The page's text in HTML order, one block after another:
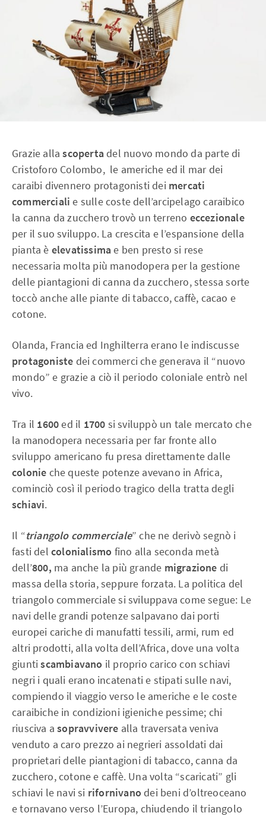
Grazie allascoperta del nuovo mondo da parte di
Cristoforo Colombo, le americhe ed il mar dei
caraibi divennero protagonisti dei mercati
commerciali e sulle coste dell’arcipelago caraibico
la canna da zucchero trovò un terreno eccezionale
per il suo sviluppo. La crescita e l’espansione della
pianta è elevatissima e ben presto si rese
necessaria molta più manodopera per la gestione
delle piantagioni di canna da zucchero, stessa sorte
toccò anche alle piante di tabacco, caffè, cacao e
cotone.
Olanda, Francia ed Inghilterra erano le indiscusse
protagoniste dei commerci che generava il “nuovo
mondo” e grazie a ciò il periodo coloniale entrò nel
vivo.
Tra il 1600ed il 1700 si sviluppò un tale mercato che
la manodopera necessaria per far fronte allo
sviluppo americano fu presa direttamente dalle
colonie che queste potenze avevano in Africa,
cominciò così il periodo tragico della tratta degli
schiavi.
Il “triangolo commerciale” che ne derivò segnò i
fasti del colonialismo fino alla seconda metà
dell’800, ma anche la più grande migrazione di
massa della storia, seppure forzata. La politica del
triangolo commerciale si sviluppava come segue: Le
navi delle grandi potenze salpavano dai porti
europei cariche di manufatti tessili, armi, rum ed
altri prodotti, alla volta dell’Africa, dove una volta
giuntiscambiavano il proprio carico con schiavi
negri i quali erano incatenati e stipati sulle navi,
compiendo il viaggio verso le americhe e le coste
caraibiche in condizioni igieniche pessime; chi
riusciva asopravvivere alla traversata veniva
venduto a caro prezzo ai negrieri assoldati dai
proprietari delle piantagioni di tabacco, canna da
zucchero, cotone e caffè. Una volta “scaricati” gli
schiavi le navi si rifornivano dei beni d’oltreoceano
e tornavano verso l’Europa, chiudendo il triangolo